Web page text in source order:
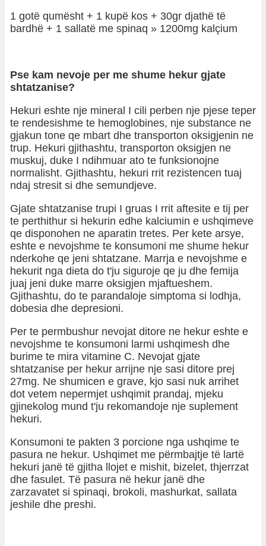
1 gotë qumësht + 1 kupë kos + 30gr djathë të
bardhë + 1 sallatë me spinaq » 1200mg kalçium
Pse kam nevoje per me shume hekur gjate
shtatzanise?
Hekuri eshte nje mineral I cili perben nje pjese teper
te rendesishme te hemoglobines, nje substance ne
gjakun tone qe mbart dhe transporton oksigjenin ne
trup. Hekuri gjithashtu, transporton oksigjen ne
muskuj, duke I ndihmuar ato te funksionojne
normalisht. Gjithashtu, hekuri rrit rezistencen tuaj
ndaj stresit si dhe semundjeve.
Gjate shtatzanise trupi I gruas I rrit aftesite e tij per
te perthithur si hekurin edhe kalciumin e ushqimeve
qe disponohen ne aparatin tretes. Per kete arsye,
eshte e nevojshme te konsumoni me shume hekur
nderkohe qe jeni shtatzane. Marrja e nevojshme e
hekurit nga dieta do t'ju siguroje qe ju dhe femija
juaj jeni duke marre oksigjen mjaftueshem.
Gjithashtu, do te parandaloje simptoma si lodhja,
dobesia dhe depresioni.
Per te permbushur nevojat ditore ne hekur eshte e
nevojshme te konsumoni larmi ushqimesh dhe
burime te mira vitamine C. Nevojat gjate
shtatzanise per hekur arrijne nje sasi ditore prej
27mg. Ne shumicen e grave, kjo sasi nuk arrihet
dot vetem nepermjet ushqimit prandaj, mjeku
gjinekolog mund t'ju rekomandoje nje suplement
hekuri.
Konsumoni te pakten 3 porcione nga ushqime te
pasura ne hekur. Ushqimet me përmbajtje të lartë
hekuri janë të gjitha llojet e mishit, bizelet, thjerrzat
dhe fasulet. Të pasura në hekur janë dhe
zarzavatet si spinaqi, brokoli, mashurkat, sallata
jeshile dhe preshi.